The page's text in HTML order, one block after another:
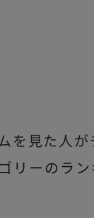
を見た人
リーのラ